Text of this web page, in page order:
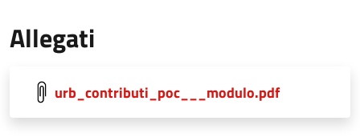
Allegati
urb_contributi_poc___modulo.pdf